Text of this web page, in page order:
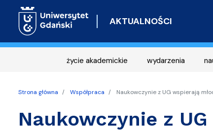
AKTUALNOŚCI
życie akademickie wydarzenia
Strona główna Współpraca Naukowczynie z UG wspierają
Naukowczynie z